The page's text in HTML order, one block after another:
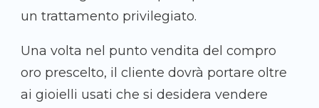
un trattamento privilegiato.
Una volta nel punto vendita del compro
oro prescelto, il cliente dovrà portare oltre
ai gioielli usati che si desidera vendere